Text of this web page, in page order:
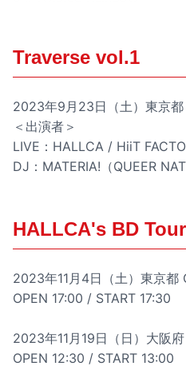
Traverse vol.1
2023年9月23日（土）東京都
＜出演者＞
LIVE：HALLCA / HiiT
DJ：MATERIA!（QUEER
HALLCA's BD
2023年11月4日（土）東京都
OPEN 17:00 / START 17:30
2023年11月19日（日）大阪
OPEN 12:30 / START 13:00